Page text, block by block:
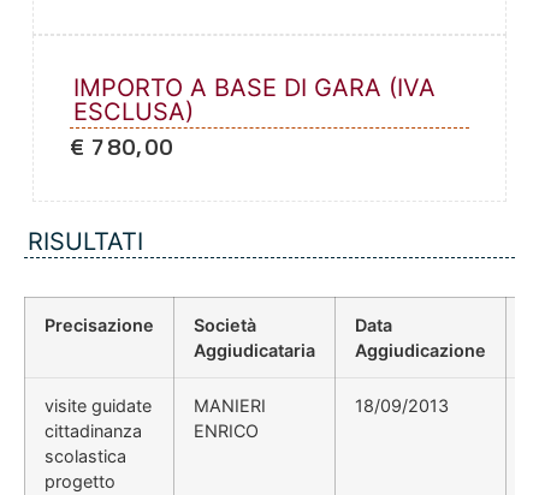
IMPORTO A BASE DI GARA (IVA
ESCLUSA)
€ 780,00
RISULTATI
Precisazione
Società
Aggiudicataria
Data
Aggiudicazione
visite guidate
cittadinanza
scolastica
progetto
MANIERI
ENRICO
18/09/2013